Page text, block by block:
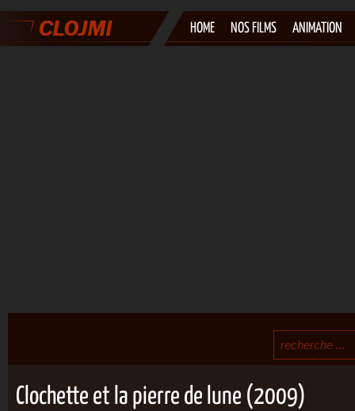
HOME NOS FILMS ANIMATION
Clochette et la pierre de lune (2009)